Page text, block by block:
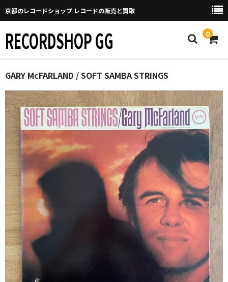
京都のレコードショップ レコードの販売と買取
RECORDSHOP GG 0
Home
マイページ
GGについて
買取について
取り置きなどについて
Categories
New Arrivals
新譜
GG RECORD （当店のレーベル）
全商品
GARY McFARLAND / SOFT SAMBA STRINGS